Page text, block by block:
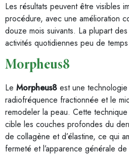
Les résultats peuvent être visibles
procédure, avec une amélioration
douze mois suivants. La plupart
activités quotidiennes peu de
Morpheus8
Le Morpheus8 est une
radiofréquence fractionnée et le
remodeler la peau. Cette technique
cible les couches profondes du
de collagène et d’élastine, ce qui
fermeté et l’apparence générale